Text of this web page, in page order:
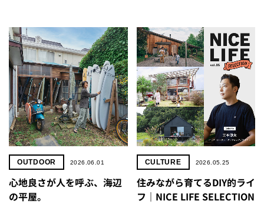
OUTDOOR 2026.06.01
心地良さが人を呼ぶ、海辺
の平屋。
CULTURE 2026.05.25
住みながら育てるDIY的ライ
フ｜NICE LIFE SELECTION